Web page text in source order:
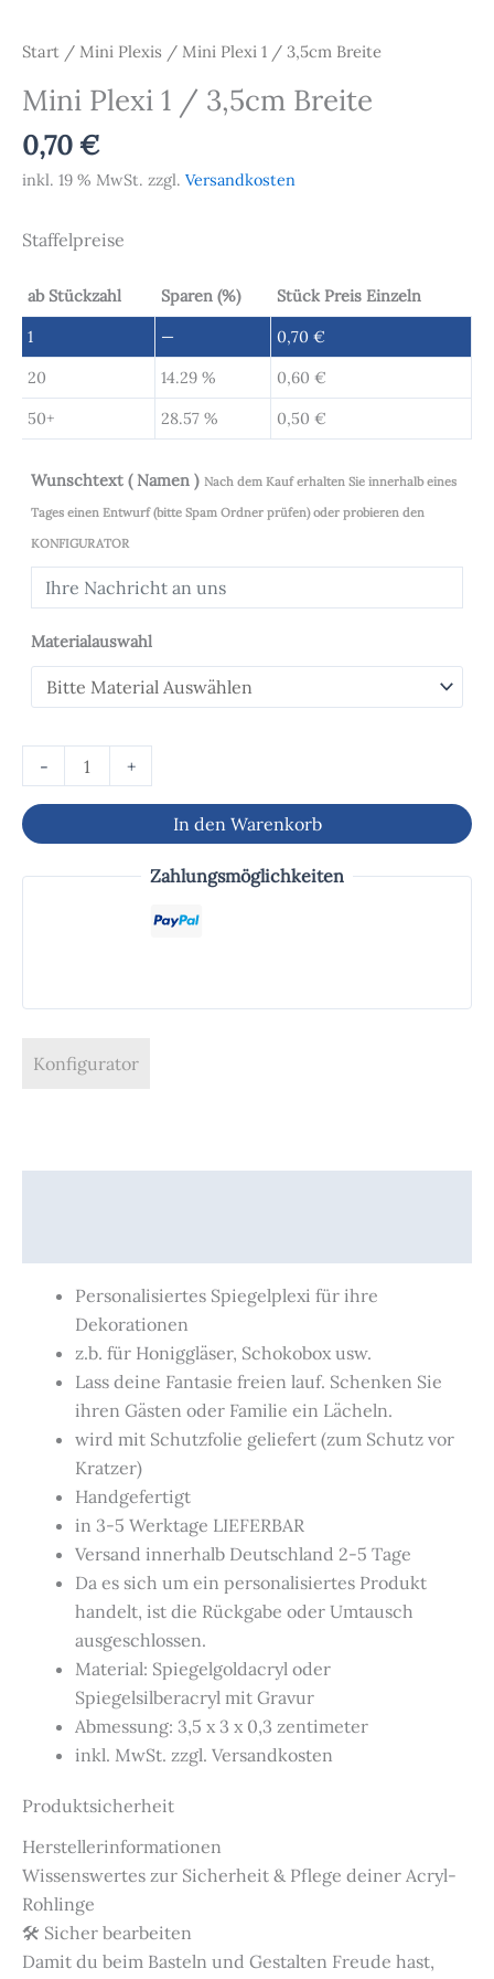
Start / Mini Plexis / Mini Plexi 1 / 3,5cm Breite
Mini Plexi 1 / 3,5cm Breite
0,70€
inkl. 19 % MwSt. zzgl. Versandkosten
Staffelpreise
ab Stückzahl Sparen (%) Stück Preis Einzeln
1 — 0,70 €
20 14.29 % 0,60 €
50+ 28.57 % 0,50 €
Wunschtext ( Namen ) Nach dem Kauf erhalten Sie innerhalb eines
Tages einen Entwurf (bitte Spam Ordner prüfen) oder probieren den
KONFIGURATOR
Materialauswahl
- +
In den Warenkorb
Zahlungsmöglichkeiten
Konfigurator
Personalisiertes Spiegelplexi für ihre
Dekorationen
z.b. für Honiggläser, Schokobox usw.
Lass deine Fantasie freien lauf. Schenken Sie
ihren Gästen oder Familie ein Lächeln.
wird mit Schutzfolie geliefert (zum Schutz vor
Kratzer)
Handgefertigt
in 3-5 Werktage LIEFERBAR
Versand innerhalb Deutschland 2-5 Tage
Da es sich um ein personalisiertes Produkt
handelt, ist die Rückgabe oder Umtausch
ausgeschlossen.
Material: Spiegelgoldacryl oder
Spiegelsilberacryl mit Gravur
Abmessung: 3,5 x 3 x 0,3 zentimeter
inkl. MwSt. zzgl. Versandkosten
Produktsicherheit
Herstellerinformationen
Wissenswertes zur Sicherheit & Pflege deiner Acryl-
Rohlinge
🛠️ Sicher bearbeiten
Damit du beim Basteln und Gestalten Freude hast,